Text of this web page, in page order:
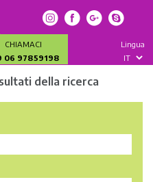
CHIAMACI
06 97859198
Lingua
della ricerca